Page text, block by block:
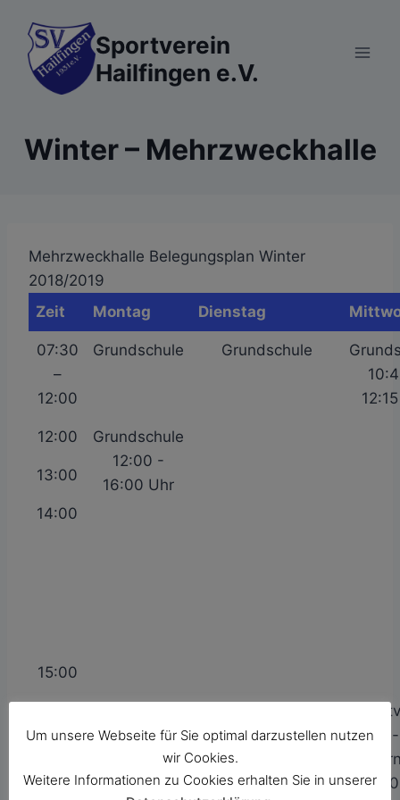
Inhalt
springen
Sportverein
Hailfingen e.V.
Winter – Mehrzweckhalle
Mehrzweckhalle Belegungsplan Winter
2018/2019
Zeit
Montag Dienstag
07:30
–
12:00
Grundschule Grundschule
12:00
Grundschule
12:00 -
16:00 Uhr
13:00
14:00
15:00
Um unsere Webseite für Sie optimal darzustellen nutzen
wir Cookies.
Weitere Informationen zu Cookies erhalten Sie in unserer